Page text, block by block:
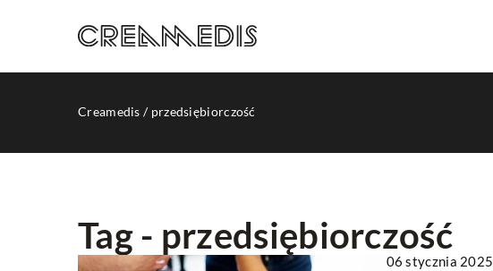
Creamedis / przedsiębiorczość
Tag - przedsiębiorczość
06 stycznia 2025
INNE